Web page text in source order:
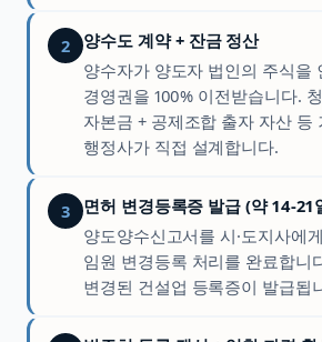
2
양수도 계약 + 잔금 정산
양수자가 양도자 법인의 주식을
경영권을 100% 이전받습니다.
자본금 + 공제조합 출자 자산 등
행정사가 직접 설계합니다.
3
면허 변경등록증 발급 (약 14-21
양도양수신고서를 시·도지사에
임원 변경등록 처리를 완료합니
변경된 건설업 등록증이 발급됩